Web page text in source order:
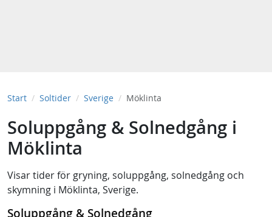
Start Soltider Sverige Möklinta
Soluppgång & Solnedgång i
Möklinta
Visar tider för gryning, soluppgång, solnedgång och
skymning i Möklinta, Sverige.
Soluppgång & Solnedgång